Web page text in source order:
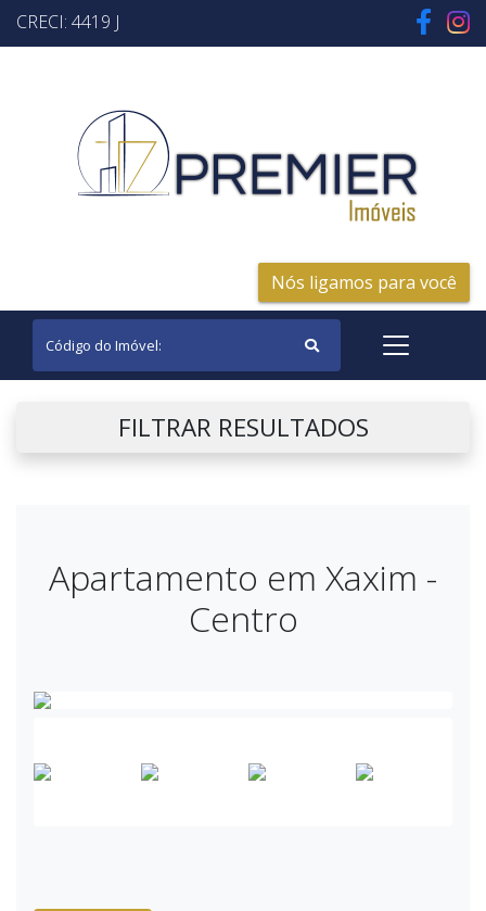
CRECI: 4419 J
Nós ligamos para você
FILTRAR RESULTADOS
Apartamento em Xaxim -
Centro